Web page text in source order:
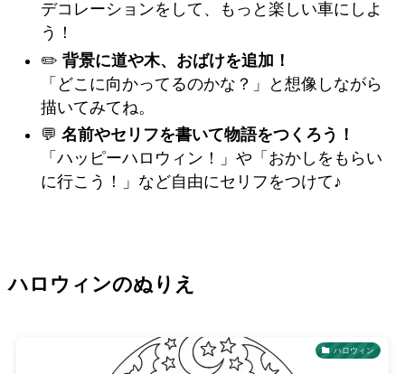
デコレーションをして、もっと楽しい車にしよ
う！
✏️ 背景に道や木、おばけを追加！
「どこに向かってるのかな？」と想像しながら
描いてみてね。
💬 名前やセリフを書いて物語をつくろう！
「ハッピーハロウィン！」や「おかしをもらい
に行こう！」など自由にセリフをつけて♪
ハロウィンのぬりえ
ハロウィン